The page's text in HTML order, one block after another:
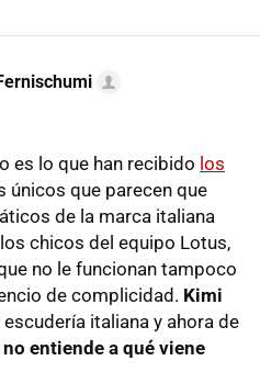
es lo que han recibido los
únicos que parecen que
de la marca italiana
chicos del equipo Lotus,
no le funcionan tampoco
de complicidad. Kimi
italiana y ahora de
entiende a qué viene